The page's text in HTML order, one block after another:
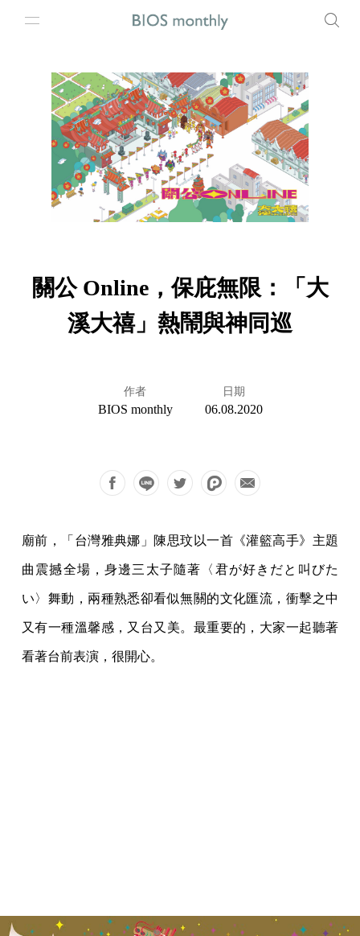
關公 Online，保庇無限：「大
溪大禧」熱鬧與神同巡
作者
BIOS monthly
日期
06.08.2020
廟前，「台灣雅典娜」陳思玟以一首《灌籃高手》主題
曲震撼全場，身邊三太子隨著〈君が好きだと叫びた
い〉舞動，兩種熟悉卻看似無關的文化匯流，衝擊之中
又有一種溫馨感，又台又美。最重要的，大家一起聽著
看著台前表演，很開心。